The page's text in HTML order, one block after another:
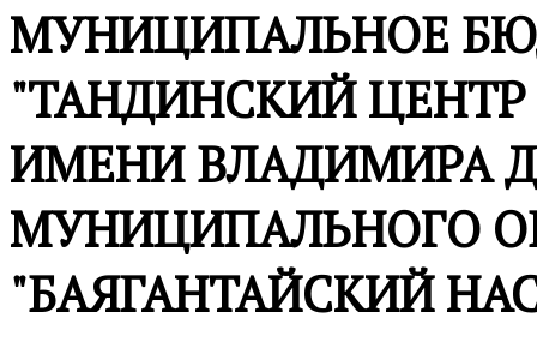
МУНИЦИПАЛЬНОЕ
"ТАНДИНСКИЙ
ИМЕНИ ВЛАДИМИРА
МУНИЦИПАЛЬНОГО
"БАЯГАНТАЙСКИЙ